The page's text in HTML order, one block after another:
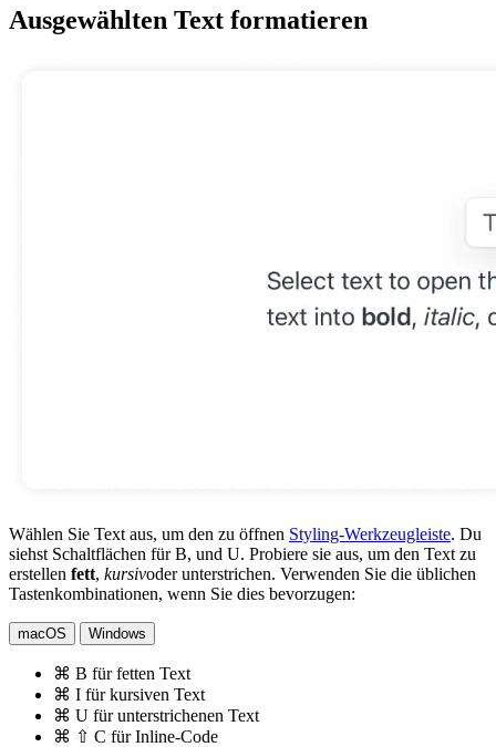
Ausgewählten Text formatieren
Wählen Sie Text aus, um den zu öffnen Styling-Werkzeugleiste. Du
siehst Schaltflächen für B, und U. Probiere sie aus, um den Text zu
erstellen fett, kursivoder unterstrichen. Verwenden Sie die üblichen
Tastenkombinationen, wenn Sie dies bevorzugen:
macOS Windows
⌘ B für fetten Text
⌘ I für kursiven Text
⌘ U für unterstrichenen Text
⌘ ⇧ C für Inline-Code